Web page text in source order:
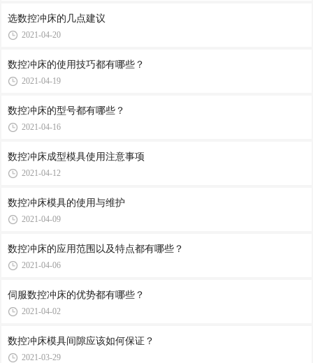
选数控冲床的几点建议
2021-04-20
数控冲床​的使用技巧都有哪些？
2021-04-19
数控冲床的型号都有哪些？
2021-04-16
数控冲床​成型模具使用注意事项
2021-04-12
数控冲床模具的使用与维护
2021-04-09
数控冲床的应用范围以及特点都有哪些？
2021-04-06
伺服数控冲床的优势都有哪些？
2021-04-02
数控冲床模具间隙应该如何保证？
2021-03-29